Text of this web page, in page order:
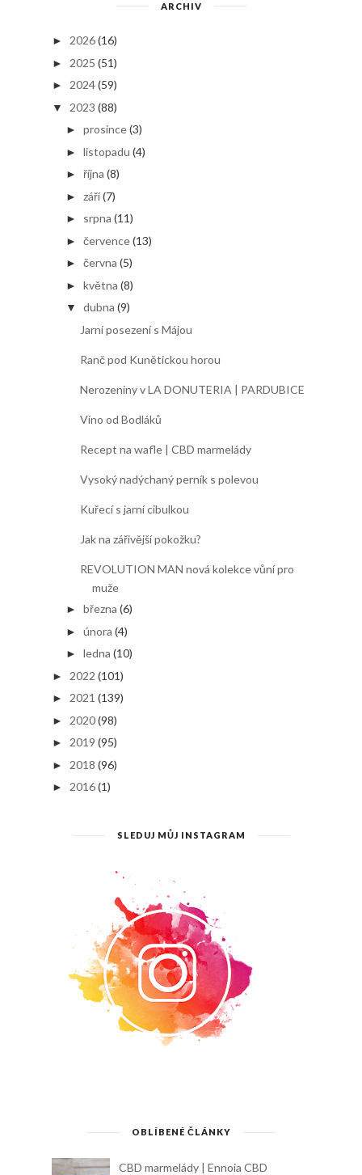
ARCHIV
► 2026(16)
► 2025 (51)
► 2024(59)
▼ 2023 (88)
► prosince(3)
► listopadu (4)
► října (8)
► září(7)
► srpna (11)
► července(13)
► června (5)
► května (8)
▼ dubna (9)
Jarní posezení s Májou
Ranč pod Kunětickou horou
Nerozeniny v LA DONUTERIA | PARDUBICE
Víno od Bodláků
Recept na wafle | CBD marmelády
Vysoký nadýchaný perník s polevou
Kuřecí s jarní cibulkou
Jak na zářivější pokožku?
REVOLUTION MAN nová kolekce vůní pro
muže
► března (6)
► února (4)
► ledna (10)
► 2022 (101)
► 2021 (139)
► 2020(98)
► 2019 (95)
► 2018 (96)
► 2016(1)
SLEDUJ MŮJ INSTAGRAM
OBLÍBENÉ ČLÁNKY
CBD marmelády | Ennoia CBD